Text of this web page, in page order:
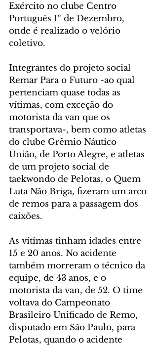
Exército no clube Centro
Português 1º de Dezembro,
onde é realizado o velório
coletivo.
Integrantes do projeto social
Remar Para o Futuro -ao qual
pertenciam quase todas as
vítimas, com exceção do
motorista da van que os
transportava-, bem como atletas
do clube Grêmio Náutico
União, de Porto Alegre, e atletas
de um projeto social de
taekwondo de Pelotas, o Quem
Luta Não Briga, fizeram um arco
de remos para a passagem dos
caixões.
As vítimas tinham idades entre
15 e 20 anos. No acidente
também morreram o técnico da
equipe, de 43 anos, e o
motorista da van, de 52. O time
voltava do Campeonato
Brasileiro Unificado de Remo,
disputado em São Paulo, para
Pelotas, quando o acidente